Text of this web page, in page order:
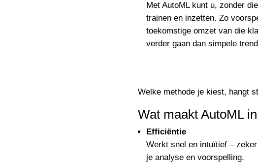
Met AutoML kunt u, zonder
trainen en inzetten. Zo
toekomstige omzet van die
verder gaan dan simpele
Welke methode je kiest, hangt
Wat maakt AutoML
Efficiëntie
Werkt snel en intuïtief –
je analyse en voorspelling.